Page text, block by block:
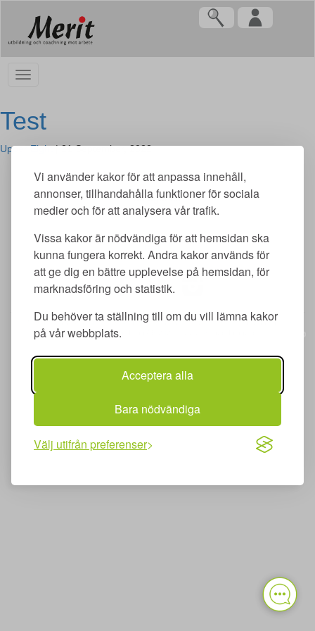
Vi använder kakor för att anpassa innehåll,
annonser, tillhandahålla funktioner för sociala
medier och för att analysera vår trafik.
Vissa kakor är nödvändiga för att hemsidan ska
kunna fungera korrekt. Andra kakor används för
att ge dig en bättre upplevelse på hemsidan, för
marknadsföring och statistik.
Du behöver ta ställning till om du vill lämna kakor
på vår webbplats.
Acceptera alla
Bara nödvändiga
Välj utifrån preferenser
Test
Upper Eight |21 September, 2022
Categories:
Test
Merit utbildning AB | Adlerfelts väg 2 C | 213 65 Malmö | merit@meritutbildning.com
Copyright © Merit utbildning AB 2026 | www.meritutbildning.com